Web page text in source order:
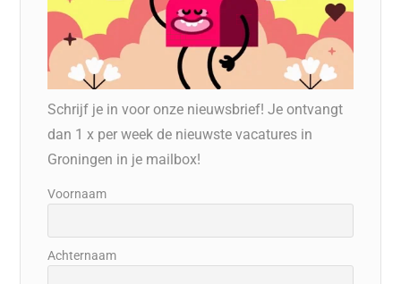
Schrijf je in voor onze nieuwsbrief! Je ontvangt
dan 1 x per week de nieuwste vacatures in
Groningen in je mailbox!
Voornaam
Achternaam